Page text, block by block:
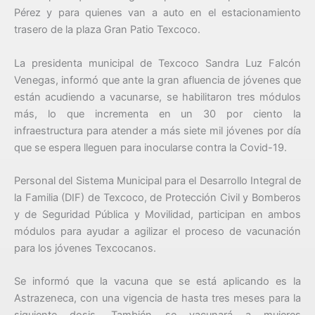
Pérez y para quienes van a auto en el estacionamiento
trasero de la plaza Gran Patio Texcoco.
La presidenta municipal de Texcoco Sandra Luz Falcón
Venegas, informó que ante la gran afluencia de jóvenes que
están acudiendo a vacunarse, se habilitaron tres módulos
más, lo que incrementa en un 30 por ciento la
infraestructura para atender a más siete mil jóvenes por día
que se espera lleguen para inocularse contra la Covid-19.
Personal del Sistema Municipal para el Desarrollo Integral de
la Familia (DIF) de Texcoco, de Protección Civil y Bomberos
y de Seguridad Pública y Movilidad, participan en ambos
módulos para ayudar a agilizar el proceso de vacunación
para los jóvenes Texcocanos.
Se informó que la vacuna que se está aplicando es la
Astrazeneca, con una vigencia de hasta tres meses para la